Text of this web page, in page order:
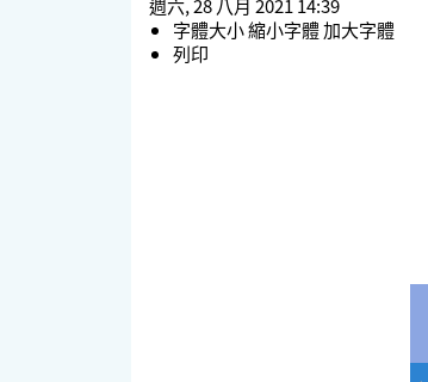
週六, 28 八月 2021 14:39
字體大小縮小字體加大字體
列印